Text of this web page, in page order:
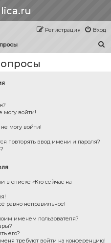
Вход
Регистрация
могу войти!
могу войти!
повторять ввод имени и пароля?
в списке «Кто сейчас на
равно неправильное!
именем пользователя?
его?
требуют войти на конференцию!